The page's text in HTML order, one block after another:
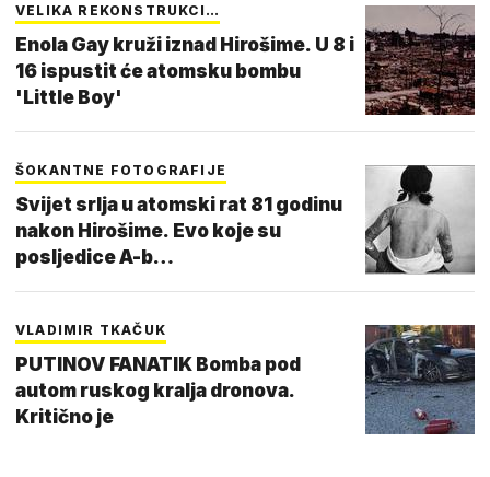
VELIKA REKONSTRUKCI…
Enola Gay kruži iznad Hirošime. U 8 i
16 ispustit će atomsku bombu
'Little Boy'
ŠOKANTNE FOTOGRAFIJE
Svijet srlja u atomski rat 81 godinu
nakon Hirošime. Evo koje su
posljedice A-b…
VLADIMIR TKAČUK
PUTINOV FANATIK Bomba pod
autom ruskog kralja dronova.
Kritično je